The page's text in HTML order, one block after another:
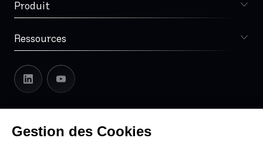
Produit
Ressources
Lexique
Notre histoire
Sewan en Europe
Espace presse
Gestion des Cookies